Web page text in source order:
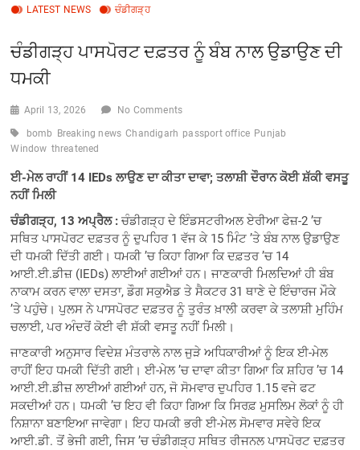
LATEST NEWS ਚੰਡੀਗੜ੍ਹ
ਚੰਡੀਗੜ੍ਹ ਪਾਸਪੋਰਟ ਦਫ਼ਤਰ ਨੂੰ ਬੰਬ ਨਾਲ ਉਡਾਉਣ ਦੀ
ਧਮਕੀ
April 13, 2026 No Comments
bomb Breaking news Chandigarh passport office Punjab
Window threatened
ਈ-ਮੇਲ ਰਾਹੀਂ 14 IEDs ਲਾਉਣ ਦਾ ਕੀਤਾ ਦਾਵਾ; ਤਲਾਸ਼ੀ ਦੌਰਾਨ ਕੋਈ ਸ਼ੱਕੀ ਵਸਤੂ
ਨਹੀਂ ਮਿਲੀ
ਚੰਡੀਗੜ੍ਹ, 13 ਅਪ੍ਰੈਲ : ਚੰਡੀਗੜ੍ਹ ਦੇ ਇੰਡਸਟਰੀਅਲ ਏਰੀਆ ਫੇਜ਼-2 ’ਚ
ਸਥਿਤ ਪਾਸਪੋਰਟ ਦਫ਼ਤਰ ਨੂੰ ਦੁਪਹਿਰ 1 ਵੱਜ ਕੇ 15 ਮਿੰਟ ’ਤੇ ਬੰਬ ਨਾਲ ਉਡਾਉਣ
ਦੀ ਧਮਕੀ ਦਿੱਤੀ ਗਈ। ਧਮਕੀ ’ਚ ਕਿਹਾ ਗਿਆ ਕਿ ਦਫ਼ਤਰ ’ਚ 14
ਆਈ.ਈ.ਡੀਜ਼ (IEDs) ਲਾਈਆਂ ਗਈਆਂ ਹਨ। ਜਾਣਕਾਰੀ ਮਿਲਦਿਆਂ ਹੀ ਬੰਬ
ਨਾਕਾਮ ਕਰਨ ਵਾਲਾ ਦਸਤਾ, ਡੌਗ ਸਕੁਐਡ ਤੇ ਸੈਕਟਰ 31 ਥਾਣੇ ਦੇ ਇੰਚਾਰਜ ਮੌਕੇ
’ਤੇ ਪਹੁੰਚੇ। ਪੁਲਸ ਨੇ ਪਾਸਪੋਰਟ ਦਫ਼ਤਰ ਨੂੰ ਤੁਰੰਤ ਖ਼ਾਲੀ ਕਰਵਾ ਕੇ ਤਲਾਸ਼ੀ ਮੁਹਿੰਮ
ਚਲਾਈ, ਪਰ ਅੰਦਰੋਂ ਕੋਈ ਵੀ ਸ਼ੱਕੀ ਵਸਤੂ ਨਹੀਂ ਮਿਲੀ।
ਜਾਣਕਾਰੀ ਅਨੁਸਾਰ ਵਿਦੇਸ਼ ਮੰਤਰਾਲੇ ਨਾਲ ਜੁੜੇ ਅਧਿਕਾਰੀਆਂ ਨੂੰ ਇਕ ਈ-ਮੇਲ
ਰਾਹੀਂ ਇਹ ਧਮਕੀ ਦਿੱਤੀ ਗਈ। ਈ-ਮੇਲ ’ਚ ਦਾਵਾ ਕੀਤਾ ਗਿਆ ਕਿ ਸ਼ਹਿਰ ’ਚ 14
ਆਈ.ਈ.ਡੀਜ਼ ਲਾਈਆਂ ਗਈਆਂ ਹਨ, ਜੋ ਸੋਮਵਾਰ ਦੁਪਹਿਰ 1.15 ਵਜੇ ਫਟ
ਸਕਦੀਆਂ ਹਨ। ਧਮਕੀ ’ਚ ਇਹ ਵੀ ਕਿਹਾ ਗਿਆ ਕਿ ਸਿਰਫ਼ ਮੁਸਲਿਮ ਲੋਕਾਂ ਨੂੰ ਹੀ
ਨਿਸ਼ਾਨਾ ਬਣਾਇਆ ਜਾਵੇਗਾ। ਇਹ ਧਮਕੀ ਭਰੀ ਈ-ਮੇਲ ਸੋਮਵਾਰ ਸਵੇਰੇ ਇਕ
ਆਈ.ਡੀ. ਤੋਂ ਭੇਜੀ ਗਈ, ਜਿਸ ’ਚ ਚੰਡੀਗੜ੍ਹ ਸਥਿਤ ਰੀਜਨਲ ਪਾਸਪੋਰਟ ਦਫ਼ਤਰ